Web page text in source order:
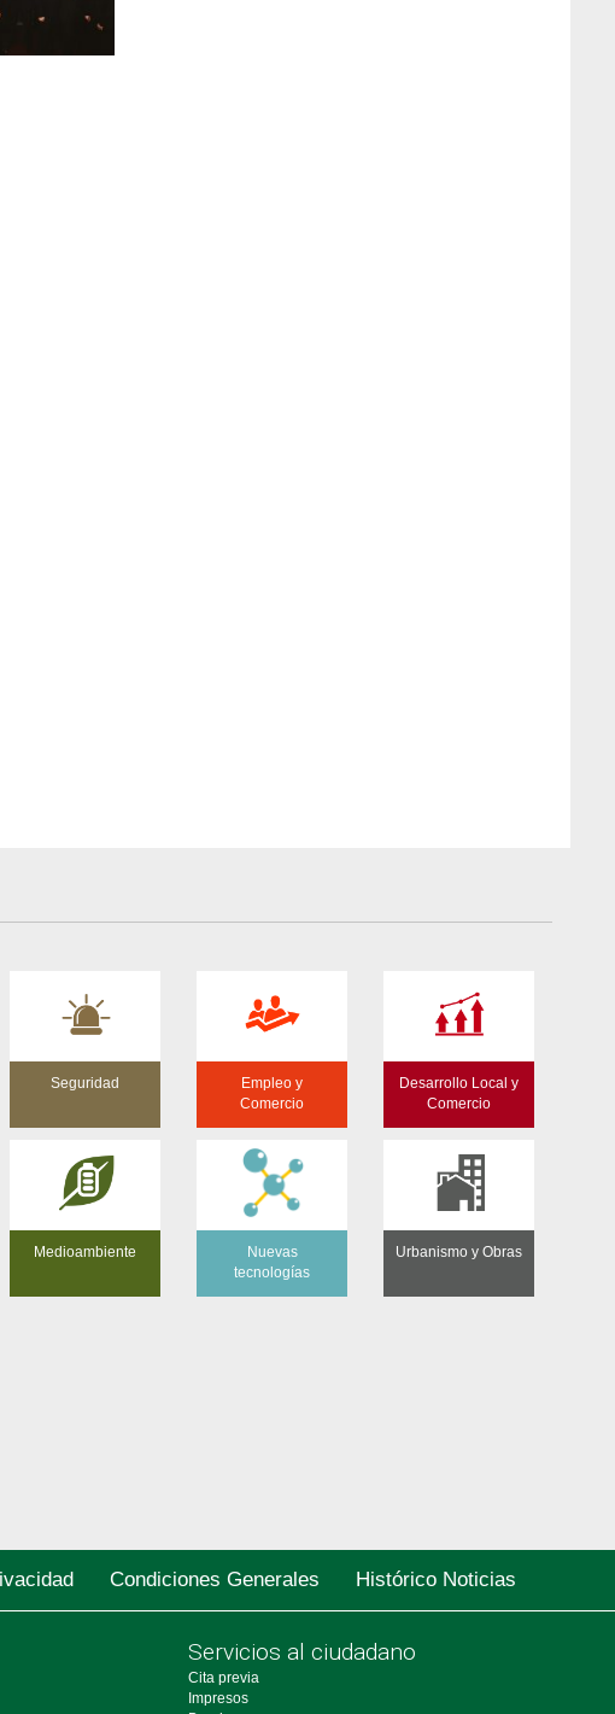
Seguridad
Empleo y
Comercio
Desarrollo Local y
Comercio
Medioambiente
Nuevas
tecnologías
Urbanismo y Obras
Condiciones Generales Histórico Noticias
Servicios al ciudadano
Cita previa
Impresos